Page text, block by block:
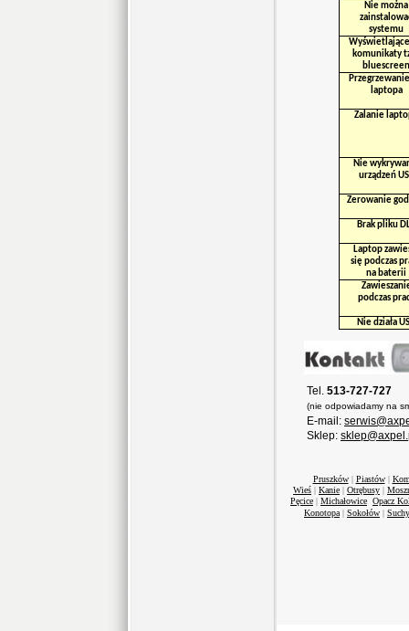
Nie można
systemu
komunikaty
bluescreen
laptopa
Zalanie
Nie
urządzeń
Zerowanie
Brak pliku
Laptop
się podczas
na baterii
podczas
Nie działa
Tel. 513-727-727
(nie odpowiadamy na
E-mail:
Sklep:
Pruszków| Piastów|
Wieś | Kanie | Otrębusy |
Pęcice | Michałowice Opacz
Konotopa | Sokołów |